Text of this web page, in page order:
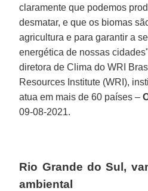
claramente que podemos
desmatar, e que os biomas
agricultura e para garantir a
energética de nossas
diretora de Clima do WRI
Resources Institute (WRI),
atua em mais de 60 países –
09-08-2021.
Rio Grande do Sul,
ambiental